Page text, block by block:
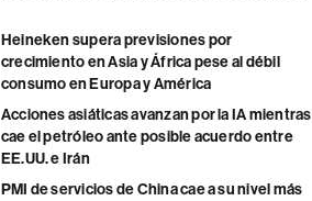
Heineken supera previsiones por
crecimiento en Asia y África pese al débil
consumo en Europa y América
Acciones asiáticas avanzan por la IA mientras
cae el petróleo ante posible acuerdo entre
EE.UU. e Irán
PMI de servicios de China cae a su nivel más